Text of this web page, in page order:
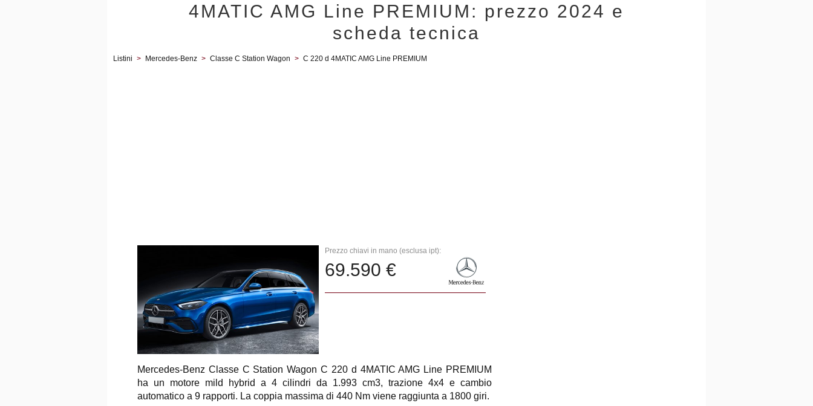
4MATIC AMG Line PREMIUM: prezzo 2024 e
scheda tecnica
Listini > Mercedes-Benz > Classe C Station Wagon > C 220 d 4MATIC AMG Line PREMIUM
Prezzo chiavi in mano (esclusa ipt):
69.590 €
Mercedes-Benz Classe C Station Wagon C 220 d 4MATIC AMG Line PREMIUM
ha un motore mild hybrid a 4 cilindri da 1.993 cm3, trazione 4x4 e cambio
automatico a 9 rapporti. La coppia massima di 440 Nm viene raggiunta a 1800 giri.